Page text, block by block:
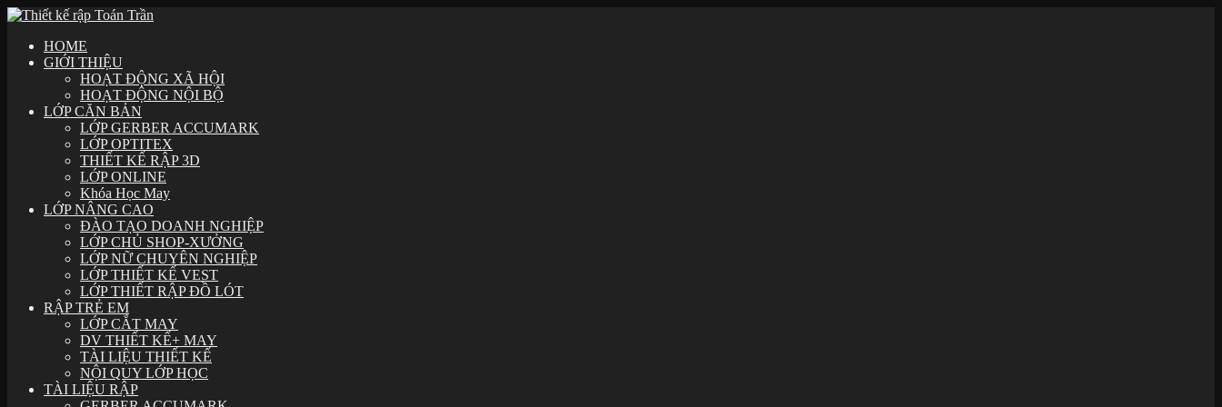
HOME
GIỚI THIỆU
HOẠT ĐỘNG XÃ HỘI
HOẠT ĐỘNG NỘI BỘ
LỚP CĂN BẢN
LỚP GERBER ACCUMARK
LỚP OPTITEX
THIẾT KẾ RẬP 3D
LỚP ONLINE
Khóa Học May
LỚP NÂNG CAO
ĐÀO TẠO DOANH NGHIỆP
LỚP CHỦ SHOP-XƯỞNG
LỚP NỮ CHUYÊN NGHIỆP
LỚP THIẾT KẾ VEST
LỚP THIẾT RẬP ĐỒ LÓT
RẬP TRẺ EM
LỚP CẮT MAY
DV THIẾT KẾ+ MAY
TÀI LIỆU THIẾT KẾ
NỘI QUY LỚP HỌC
TÀI LIỆU RẬP